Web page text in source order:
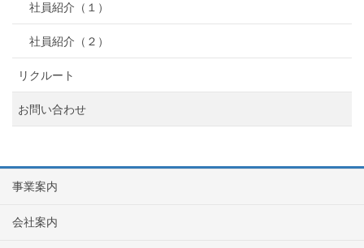
社員紹介（１）
社員紹介（２）
リクルート
お問い合わせ
事業案内
会社案内